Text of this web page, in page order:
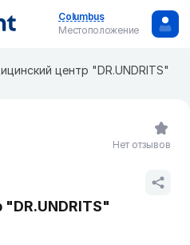
Columbus
Местоположение
центр "DR.UNDRITS"
Нет отзывов